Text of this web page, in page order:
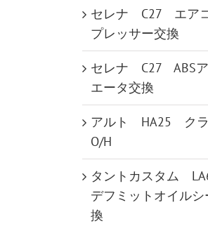
セレナ C27 エア
プレッサー交換
セレナ C27 ABS
エータ交換
アルト HA25 ク
O/H
タントカスタム
デフミットオイルシ
換